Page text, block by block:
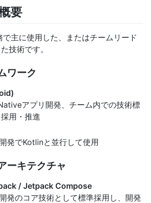
要
主に使用した、またはチームリード
技術です。
ワーク
アプリ開発、チーム内での技術標
用・推進
発でKotlinと並行して使用
ーキテクチャ
/ Jetpack Compose
発のコア技術として標準採用し、開発